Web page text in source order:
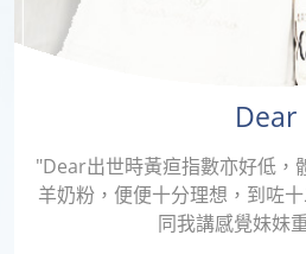
Dear
"Dear出世時黃疸指數亦好低，
羊奶粉，便便十分理想，到咗
同我講感覺妹妹